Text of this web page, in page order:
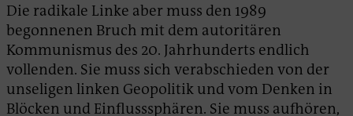
Die radikale Linke aber muss den 1989
begonnenen Bruch mit dem autoritären
Kommunismus des 20. Jahrhunderts endlich
vollenden. Sie muss sich verabschieden von der
unseligen linken Geopolitik und vom Denken in
Blöcken und Einflusssphären. Sie muss aufhören,